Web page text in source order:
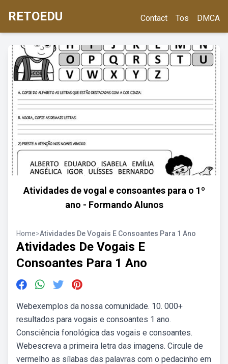
RETOEDU Contact Tos DMCA
Atividades de vogal e consoantes para o 1º
ano - Formando Alunos
Home>Atividades De Vogais E Consoantes Para 1 Ano
Atividades De Vogais E
Consoantes Para 1 Ano
Webexemplos da nossa comunidade. 10. 000+
resultados para vogais e consoantes 1 ano.
Consciência fonológica das vogais e consoantes.
Webescreva a primeira letra das imagens. Circule de
vermelho as sílabas das palavras com o pedacinho em